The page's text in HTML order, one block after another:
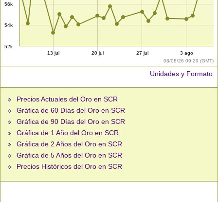
08/08/26 09:29 (GMT)
52k
54k
56k
13 jul 20 jul 27 jul 3 ago
Unidades y Formato
Precios Actuales del Oro en SCR
Gráfica de 60 Días del Oro en SCR
Gráfica de 90 Días del Oro en SCR
Gráfica de 1 Año del Oro en SCR
Gráfica de 2 Años del Oro en SCR
Gráfica de 5 Años del Oro en SCR
Precios Históricos del Oro en SCR